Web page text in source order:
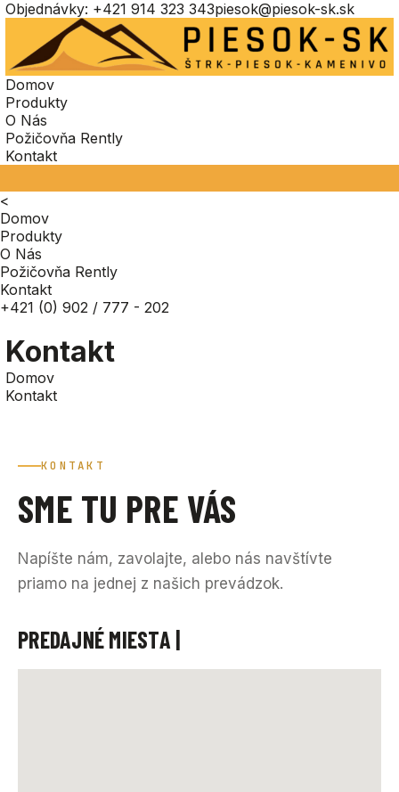
Objednávky: +421 914 323 343piesok@piesok-sk.sk
Domov
Produkty
O Nás
Požičovňa Rently
Kontakt
<
Domov
Produkty
O Nás
Požičovňa Rently
Kontakt
+421 (0) 902 / 777 - 202
Kontakt
Domov
Kontakt
KONTAKT
SME TU PRE VÁS
Napíšte nám, zavolajte, alebo nás navštívte
priamo na jednej z našich prevádzok.
PREDAJNÉ MIESTA |